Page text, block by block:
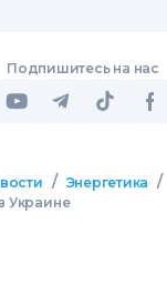
Подпишитесь на нас
/ Энергетика /
Украине